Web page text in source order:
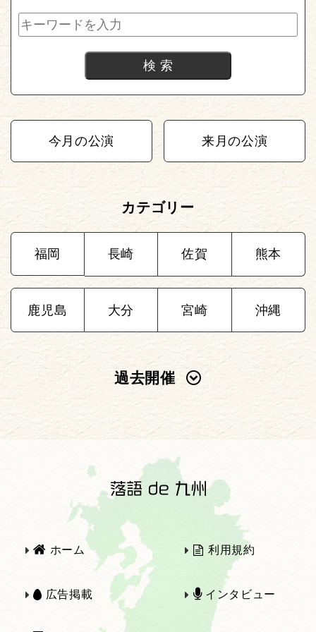
今月の公演 来月の公演
カテゴリー
福岡 長崎 佐賀 熊本
鹿児島 大分 宮崎 沖縄
過去開催
2025年 2024年
2022年
2021年 2020年
2019年 2018年
ホーム 利用規約
広告掲載 インタビュー